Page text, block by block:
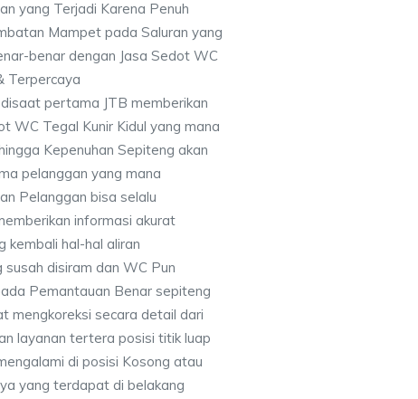
yang Terjadi Karena Penuh
Mampet pada Saluran yang
benar dengan Jasa Sedot WC
Terpercaya
pertama JTB memberikan
WC Tegal Kunir Kidul yang mana
Kepenuhan Sepiteng akan
pelanggan yang mana
Pelanggan bisa selalu
informasi akurat
kembali hal-hal aliran
disiram dan WC Pun
Pemantauan Benar sepiteng
mengkoreksi secara detail dari
layanan tertera posisi titik luap
di posisi Kosong atau
yang terdapat di belakang